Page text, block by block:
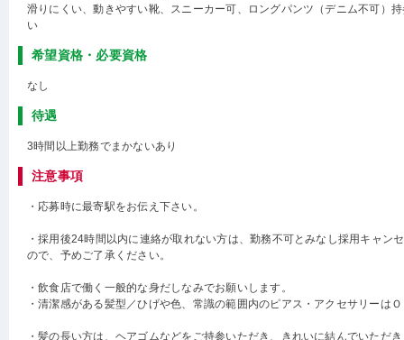
滑りにくい、動きやすい靴、スニーカー可、ロングパンツ（デニム不可）
い
希望資格・必要資格
なし
待遇
3時間以上勤務でまかないあり
注意事項
・応募時に最寄駅をお伝え下さい。
・採用後24時間以内に連絡が取れない方は、勤務不可とみなし採用キャン
ので、予めご了承ください。
・飲食店で働く一般的な身だしなみでお願いします。
・清潔感がある髪型／ひげや色、常識の範囲内のピアス・アクセサリーは
・髪の長い方は、ヘアゴムなどをご持参いただき、きれいに結んでいただ